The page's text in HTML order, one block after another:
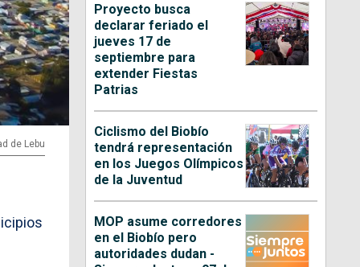
de Lebu
Proyecto busca
declarar feriado el
jueves 17 de
septiembre para
extender Fiestas
Patrias
Ciclismo del Biobío
tendrá representación
en los Juegos Olímpicos
de la Juventud
MOP asume corredores
en el Biobío pero
autoridades dudan -